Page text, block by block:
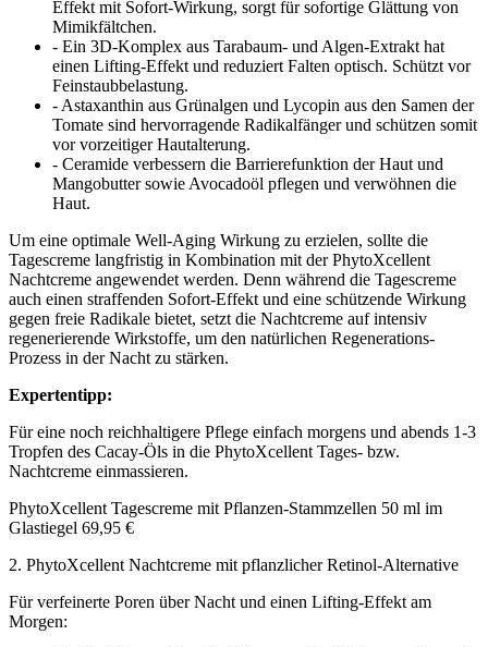
Effekt mit Sofort-Wirkung, sorgt für sofortige Glättung von
Mimikfältchen.
- Ein 3D-Komplex aus Tarabaum- und Algen-Extrakt hat
einen Lifting-Effekt und reduziert Falten optisch. Schützt vor
Feinstaubbelastung.
- Astaxanthin aus Grünalgen und Lycopin aus den Samen der
Tomate sind hervorragende Radikalfänger und schützen somit
vor vorzeitiger Hautalterung.
- Ceramide verbessern die Barrierefunktion der Haut und
Mangobutter sowie Avocadoöl pflegen und verwöhnen die
Haut.
Um eine optimale Well-Aging Wirkung zu erzielen, sollte die
Tagescreme langfristig in Kombination mit der PhytoXcellent
Nachtcreme angewendet werden. Denn während die Tagescreme
auch einen straffenden Sofort-Effekt und eine schützende Wirkung
gegen freie Radikale bietet, setzt die Nachtcreme auf intensiv
regenerierende Wirkstoffe, um den natürlichen Regenerations-
Prozess in der Nacht zu stärken.
Expertentipp:
Für eine noch reichhaltigere Pflege einfach morgens und abends 1-3
Tropfen des Cacay-Öls in die PhytoXcellent Tages- bzw.
Nachtcreme einmassieren.
PhytoXcellent Tagescreme mit Pflanzen-Stammzellen 50 ml im
Glastiegel 69,95 €
2. PhytoXcellent Nachtcreme mit pflanzlicher Retinol-Alternative
Für verfeinerte Poren über Nacht und einen Lifting-Effekt am
Morgen: